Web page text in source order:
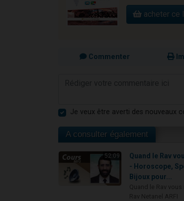
acheter ce
Commenter
Je veux être averti des nouveaux
A consulter également
52:09
Quand le Rav
- Horoscope,
Bijoux pour...